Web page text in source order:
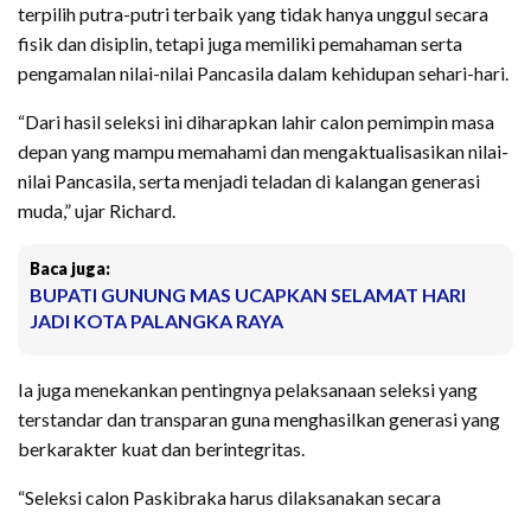
terpilih putra-putri terbaik yang tidak hanya unggul secara
fisik dan disiplin, tetapi juga memiliki pemahaman serta
pengamalan nilai-nilai Pancasila dalam kehidupan sehari-hari.
“Dari hasil seleksi ini diharapkan lahir calon pemimpin masa
depan yang mampu memahami dan mengaktualisasikan nilai-
nilai Pancasila, serta menjadi teladan di kalangan generasi
muda,” ujar Richard.
Baca juga:
BUPATI GUNUNG MAS UCAPKAN SELAMAT HARI
JADI KOTA PALANGKA RAYA
Ia juga menekankan pentingnya pelaksanaan seleksi yang
terstandar dan transparan guna menghasilkan generasi yang
berkarakter kuat dan berintegritas.
“Seleksi calon Paskibraka harus dilaksanakan secara